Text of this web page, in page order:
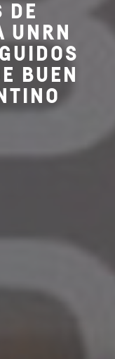
DE
UNRN
BUEN